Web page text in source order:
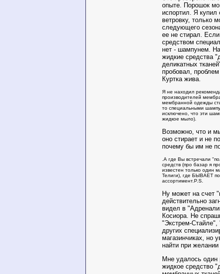
опыте. Порошок
испортил. Я купил
ветровку, только
следующего
ее не стирал.
средством
нет - шампунем.
жидкие средства
деликатных
пробовал, проблем
Куртка жива.
Я не находил
производителей
мембранной одежды
то специальными
исключено, что эти
жидкое мыло).
Возможно, что и
оно стирает и не
почему бы им не
.А где Вы встречали
средств (про базар я
известен только один
Телиги), где БЫВАЕТ
ассортимент.P.S.
Ну может на счет
действительно
видел в
Косиора. Не
"Экстрем-Стайле",
других
магазинчиках, но
найти при
Мне удалось один
жидкое средство